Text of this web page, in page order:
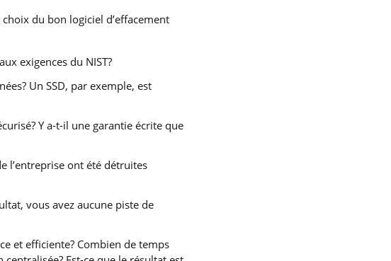
du bon logiciel d’effacement
exigences du NIST?
Un SSD, par exemple, est
Y a-t-il une garantie écrite que
l’entreprise ont été détruites
vous avez aucune piste de
et efficiente? Combien de temps